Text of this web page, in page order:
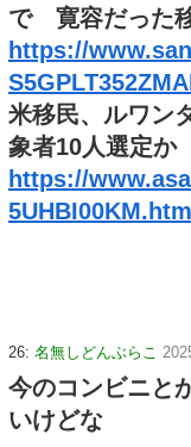
で 寛容だった
https://
米移民、ルワン
象者10人選定か
https://
26: 名無しどんぶらこ
今のコンビニと
いけどな